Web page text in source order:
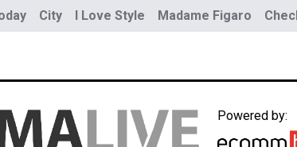
City I Love Style Madame Figaro
Powered by: